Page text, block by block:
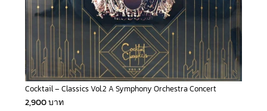
Cocktail – Classics Vol.2 A Symphony Orchestra Concert
2,900บาท